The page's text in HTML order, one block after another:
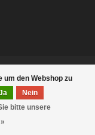
um den Webshop zu
Nein
bitte unsere
GROSSE GRÖSSEN -